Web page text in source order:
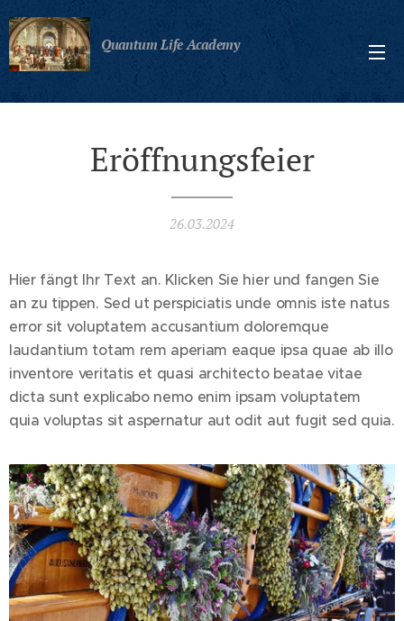
Quantum Life Academy
Eröffnungsfeier
26.03.2024
Hier fängt Ihr Text an. Klicken Sie hier und fangen Sie
an zu tippen. Sed ut perspiciatis unde omnis iste natus
error sit voluptatem accusantium doloremque
laudantium totam rem aperiam eaque ipsa quae ab illo
inventore veritatis et quasi architecto beatae vitae
dicta sunt explicabo nemo enim ipsam voluptatem
quia voluptas sit aspernatur aut odit aut fugit sed quia.